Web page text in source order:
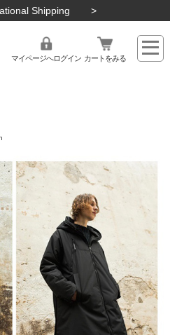
Shipping
マイページへログイン カートをみる